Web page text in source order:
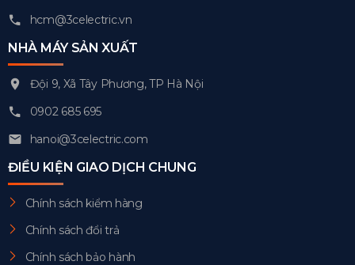
hcm@3celectric.vn
NHÀ MÁY SẢN XUẤT
Đội 9, Xã Tây Phương, TP Hà Nội
0902 685 695
hanoi@3celectric.com
ĐIỀU KIỆN GIAO DỊCH CHUNG
Chính sách kiểm hàng
Chính sách đổi trả
Chính sách bảo hành